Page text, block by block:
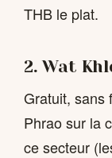
THB le plat.
2. Wat
Gratuit, sans
Phrao sur la
ce secteur